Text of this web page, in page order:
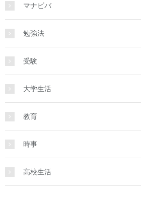
マナビバ
勉強法
受験
大学生活
教育
時事
高校生活